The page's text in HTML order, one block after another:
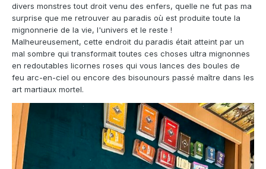
divers monstres tout droit venu des enfers, quelle ne fut pas ma
surprise que me retrouver au paradis où est produite toute la
mignonnerie de la vie, l'univers et le reste !
Malheureusement, cette endroit du paradis était atteint par un
mal sombre qui transformait toutes ces choses ultra mignonnes
en redoutables licornes roses qui vous lances des boules de
feu arc-en-ciel ou encore des bisounours passé maître dans les
art martiaux mortel.